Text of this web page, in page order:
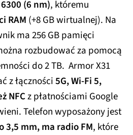
(6 nm), któremu
RAM (+8 GB wirtualnej). Na
ma 256 GB pamięci
rozbudować za pomocą
do 2 TB. Armor X31
z łączności5G, Wi-Fi 5,
NFCz płatnościami Google
Telefon wyposażony jest
3,5 mm, ma radio FM, które